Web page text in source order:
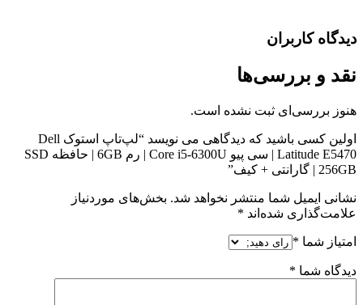
دیدگاه کاربران
نقد و بررسی‌ها
هنوز بررسی‌ای ثبت نشده است.
اولین کسی باشید که دیدگاهی می نویسد “لپ‌تاپ استوک Dell
Latitude E5470 | سی پیو Core i5-6300U | رم 6GB | حافظه SSD
256GB | گارانتی + کیف”
نشانی ایمیل شما منتشر نخواهد شد. بخش‌های موردنیاز
علامت‌گذاری شده‌اند *
امتیاز شما *
دیدگاه شما *